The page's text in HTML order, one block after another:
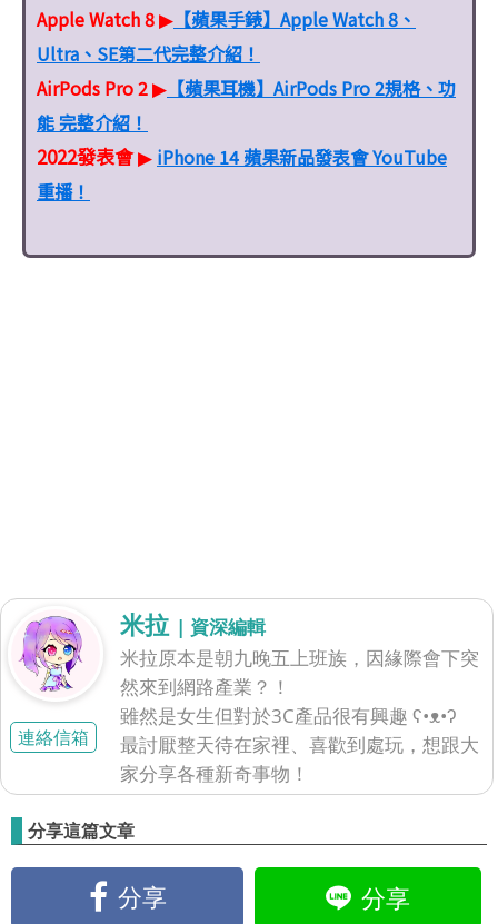
Apple Watch 8▶ 【蘋果手錶】Apple Watch 8、
Ultra、SE第二代完整介紹！
AirPods Pro 2▶ 【蘋果耳機】AirPods Pro 2規格、功
能 完整介紹！
2022發表會▶ iPhone 14 蘋果新品發表會 YouTube
重播！
連絡信箱
米拉 | 資深編輯
米拉原本是朝九晚五上班族，因緣際會下突
然來到網路產業？！
雖然是女生但對於3C產品很有興趣 ʕ•ᴥ•ʔ
最討厭整天待在家裡、喜歡到處玩，想跟大
家分享各種新奇事物！
分享這篇文章
分享 分享